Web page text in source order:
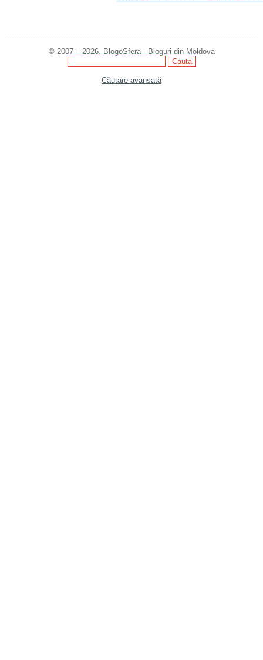
© 2007 – 2026. BlogoSfera - Bloguri din Moldova
Căutare avansată